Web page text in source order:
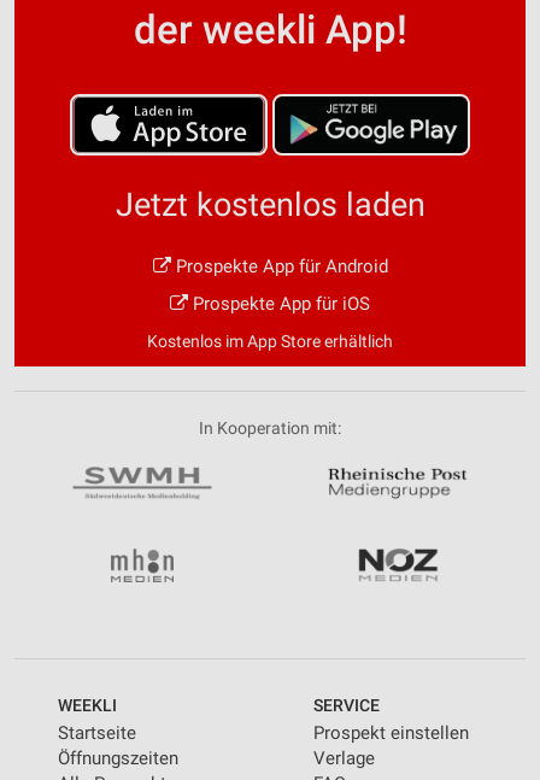
der weekli App!
Jetzt kostenlos laden
Prospekte App für Android
Prospekte App für iOS
Kostenlos im App Store erhältlich
In Kooperation mit:
WEEKLI
Startseite
Öffnungszeiten
SERVICE
Prospekt einstellen
Verlage